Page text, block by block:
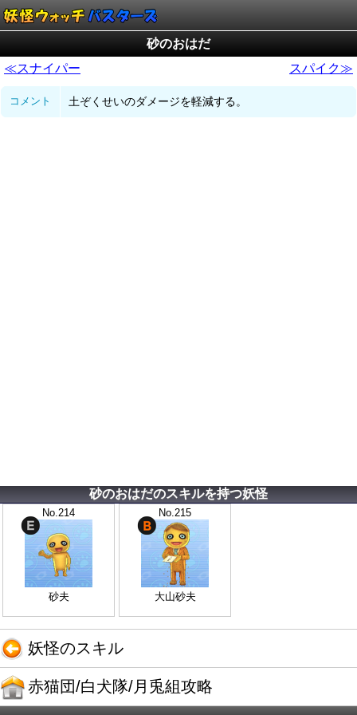
砂のおはだ
≪スナイパー
スパイク≫
コメント 土ぞくせいのダメージを軽減する。
砂のおはだのスキルを持つ妖怪
No.214
砂夫
No.215
大山砂夫
妖怪のスキル
赤猫団/白犬隊/月兎組攻略